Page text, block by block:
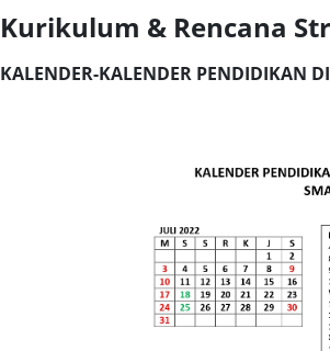
Kurikulum & Rencana
KALENDER-KALENDER PENDIDIKAN